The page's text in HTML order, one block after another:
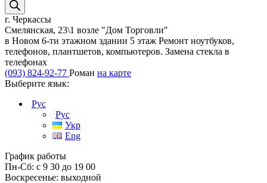
г. Черкассы
Смелянская, 23\1 возле "Дом Торговли"
в Новом 6-ти этажном здании 5 этаж Ремонт ноутбуков,
телефонов, плантшетов, компьютеров. Замена стекла в
телефонах
(093) 824-92-77 Роман на карте
Выберите язык:
Рус
Рус
Укр
Eng
График работы
Пн-Сб: с 9 30 до 19 00
Воскресенье: выходной